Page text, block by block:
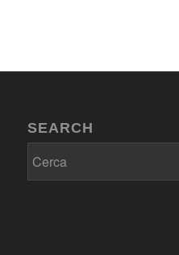
SEARCH